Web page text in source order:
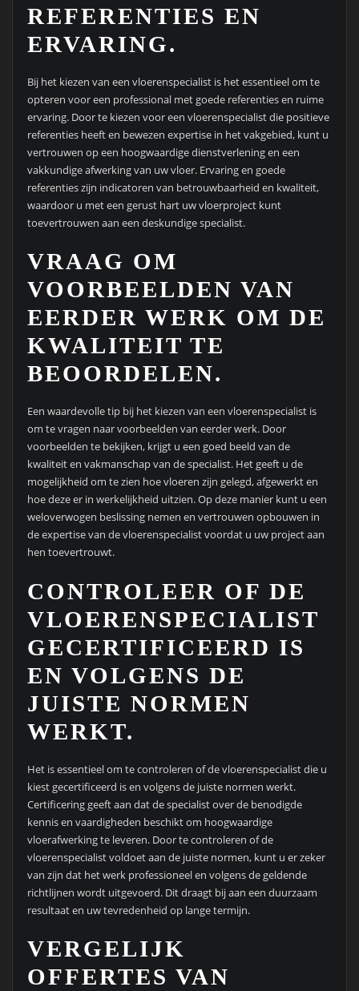
REFERENTIES EN
ERVARING.
Bij het kiezen van een vloerenspecialist is het essentieel om te
opteren voor een professional met goede referenties en ruime
ervaring. Door te kiezen voor een vloerenspecialist die positieve
referenties heeft en bewezen expertise in het vakgebied, kunt u
vertrouwen op een hoogwaardige dienstverlening en een
vakkundige afwerking van uw vloer. Ervaring en goede
referenties zijn indicatoren van betrouwbaarheid en kwaliteit,
waardoor u met een gerust hart uw vloerproject kunt
toevertrouwen aan een deskundige specialist.
VRAAG OM
VOORBEELDEN VAN
EERDER WERK OM DE
KWALITEIT TE
BEOORDELEN.
Een waardevolle tip bij het kiezen van een vloerenspecialist is
om te vragen naar voorbeelden van eerder werk. Door
voorbeelden te bekijken, krijgt u een goed beeld van de
kwaliteit en vakmanschap van de specialist. Het geeft u de
mogelijkheid om te zien hoe vloeren zijn gelegd, afgewerkt en
hoe deze er in werkelijkheid uitzien. Op deze manier kunt u een
weloverwogen beslissing nemen en vertrouwen opbouwen in
de expertise van de vloerenspecialist voordat u uw project aan
hen toevertrouwt.
CONTROLEER OF DE
VLOERENSPECIALIST
GECERTIFICEERD IS
EN VOLGENS DE
JUISTE NORMEN
WERKT.
Het is essentieel om te controleren of de vloerenspecialist die u
kiest gecertificeerd is en volgens de juiste normen werkt.
Certificering geeft aan dat de specialist over de benodigde
kennis en vaardigheden beschikt om hoogwaardige
vloerafwerking te leveren. Door te controleren of de
vloerenspecialist voldoet aan de juiste normen, kunt u er zeker
van zijn dat het werk professioneel en volgens de geldende
richtlijnen wordt uitgevoerd. Dit draagt bij aan een duurzaam
resultaat en uw tevredenheid op lange termijn.
VERGELIJK
OFFERTES VAN